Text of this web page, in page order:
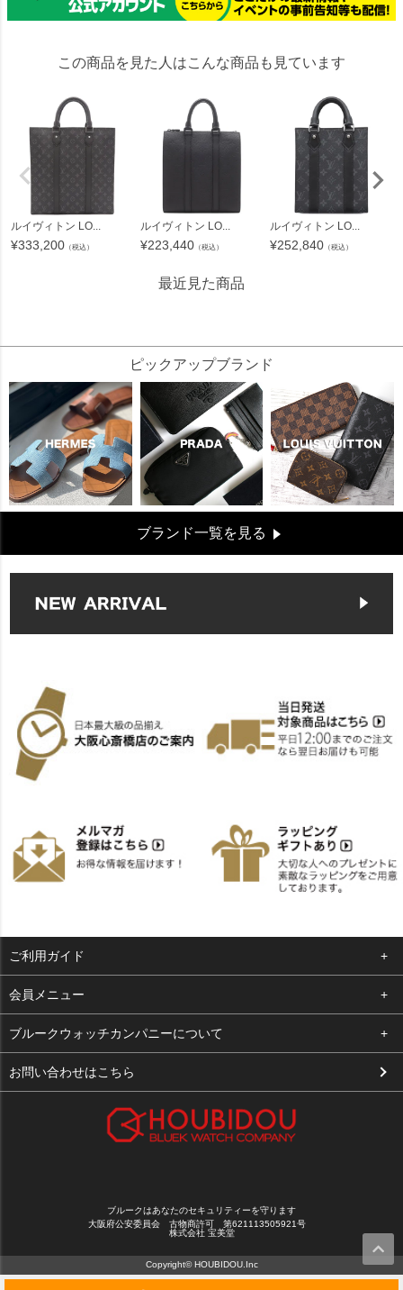
この商品を見た人はこんな商品も見ています
ルイヴィトン LO...
¥333,200 （税込）
ルイヴィトン LO...
¥223,440 （税込）
ルイヴィトン LO...
¥252,840 （税込）
最近見た商品
ピックアップブランド
ブランド一覧を見る
ご利用ガイド
よくある質問
支払い・送料
お客様の声
会員メニュー
ログイン
お気に入り
ブルークウォッチカンパニーについて
会社概要
お問い合わせはこちら
ブルークはあなたのセキュリティーを守ります
大阪府公安委員会 古物商許可 第621113505921号
株式会社 宝美堂
Copyright© HOUBIDOU.Inc